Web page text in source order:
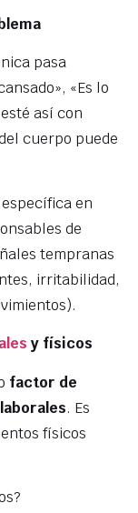
pasa
«Es lo
así con
cuerpo puede
en
de
tempranas
irritabilidad,
y físicos
factor de
. Es
físicos